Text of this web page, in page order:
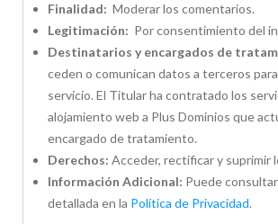
Finalidad: Moderar los comentarios.
Legitimación: Por consentimiento del
Destinatarios y encargados de
ceden o comunican datos a terceros
servicio. El Titular ha contratado los
alojamiento web a Plus Dominios que
encargado de tratamiento.
Derechos: Acceder, rectificar y suprimir
Información Adicional: Puede
detallada en la Política de Privacidad.